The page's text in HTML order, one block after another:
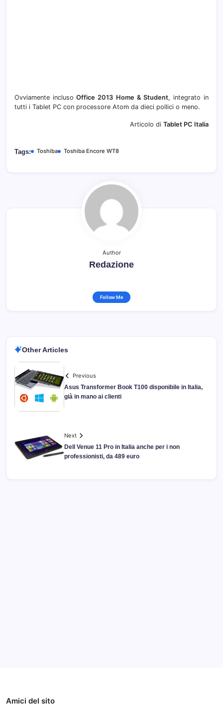
Ovviamente incluso Office 2013 Home & Student, integrato in
tutti i Tablet PC con processore Atom da dieci pollici o meno.
Articolo di Tablet PC Italia
Tags: Toshiba Toshiba Encore WT8
Author
Redazione
Follow Me
Other Articles
Previous
Asus Transformer Book T100 disponibile in Italia,
già in mano ai clienti
Next
Dell Venue 11 Pro in Italia anche per i non
professionisti, da 489 euro
Amici del sito